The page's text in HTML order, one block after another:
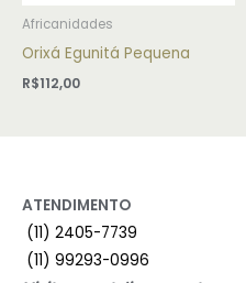
Africanidades
Orixá Egunitá Pequena
R$112,00
ATENDIMENTO
(11) 2405-7739
(11) 99293-0996